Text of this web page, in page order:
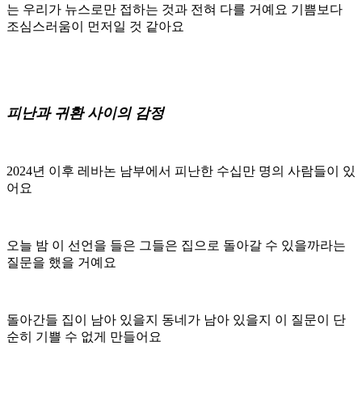
는 우리가 뉴스로만 접하는 것과 전혀 다를 거예요 기쁨보다
조심스러움이 먼저일 것 같아요
피난과 귀환 사이의 감정
2024년 이후 레바논 남부에서 피난한 수십만 명의 사람들이 있
어요
오늘 밤 이 선언을 들은 그들은 집으로 돌아갈 수 있을까라는
질문을 했을 거예요
돌아간들 집이 남아 있을지 동네가 남아 있을지 이 질문이 단
순히 기쁠 수 없게 만들어요